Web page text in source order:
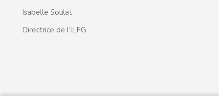
Isabelle Soulat
Directrice de l’ILFG